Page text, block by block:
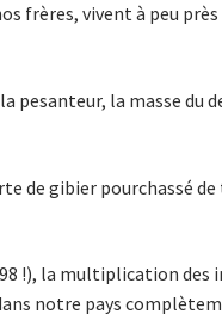
frères, vivent à peu
la masse du
de gibier pourchassé
!), la multiplication des
notre pays